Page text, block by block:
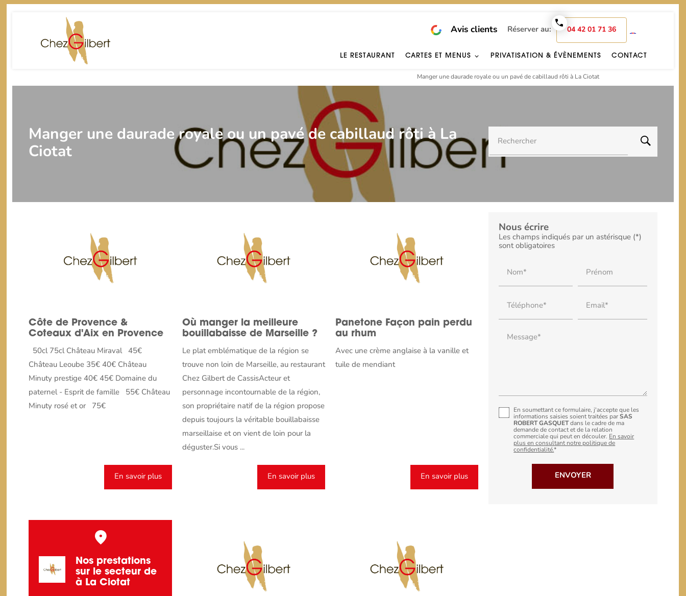
Avis clients Réserver au: 04 42 01 71 36
LE RESTAURANT CARTES ET MENUS PRIVATISATION & ÉVÈNEMENTS CONTACT
Manger une daurade royale ou un pavé de cabillaud rôti à La Ciotat
Manger une daurade royale ou un pavé de cabillaud rôti à La
Ciotat
Rechercher
Côte de Provence &
Coteaux d'Aix en Provence
50cl 75cl Château Miraval 45€
Château Leoube 35€ 40€ Château
Minuty prestige 40€ 45€ Domaine du
paternel - Esprit de famille 55€ Château
Minuty rosé et or 75€
En savoir plus
Où manger la meilleure
bouillabaisse de Marseille ?
Le plat emblématique de la région se
trouve non loin de Marseille, au restaurant
Chez Gilbert de CassisActeur et
personnage incontournable de la région,
son propriétaire natif de la région propose
depuis toujours la véritable bouillabaisse
marseillaise et on vient de loin pour la
déguster.Si vous ...
En savoir plus
Panetone Façon pain perdu
au rhum
Avec une crème anglaise à la vanille et
tuile de mendiant
En savoir plus
Nos prestations
sur le secteur de
à La Ciotat
Nous écrire
Les champs indiqués par un astérisque (*)
sont obligatoires
Nom* Prénom
Téléphone* Email*
Message*
En soumettant ce formulaire, j'accepte que les
informations saisies soient traitées parSAS
ROBERT GASQUETdans le cadre de ma
demande de contact et de la relation
commerciale qui peut en découler. En savoir
plus en consultant notre politique de
confidentialité.*
Panneau de gestion des cookies